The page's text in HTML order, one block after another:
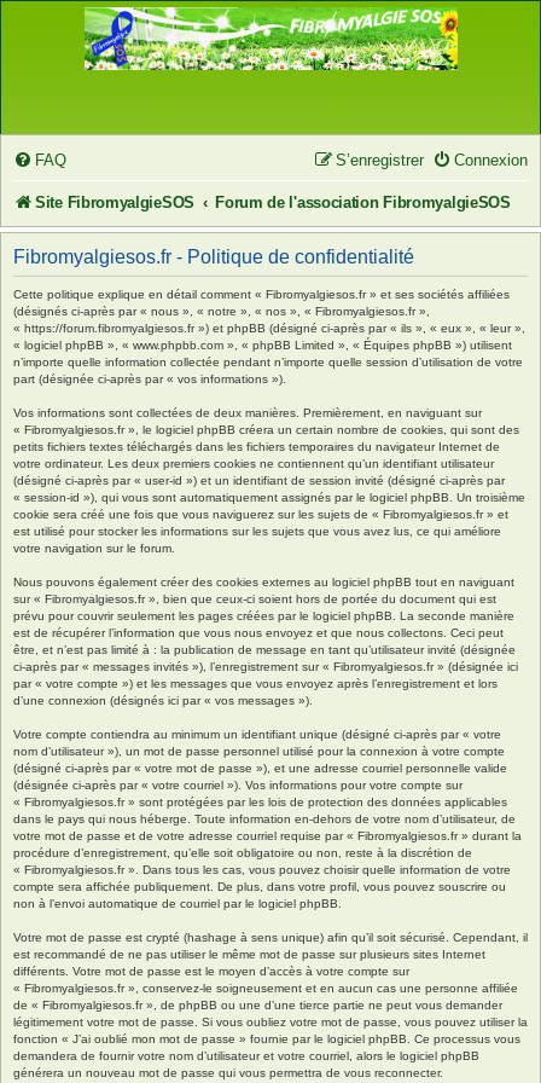
FAQ Connexion
S’enregistrer
Site FibromyalgieSOS Forum de l'association FibromyalgieSOS
Fibromyalgiesos.fr - Politique de confidentialité
Cette politique explique en détail comment « Fibromyalgiesos.fr » et ses sociétés affiliées
(désignés ci-après par « nous », « notre », « nos », « Fibromyalgiesos.fr »,
« https://forum.fibromyalgiesos.fr ») et phpBB (désigné ci-après par « ils », « eux », « leur »,
« logiciel phpBB », « www.phpbb.com », « phpBB Limited », « Équipes phpBB ») utilisent
n’importe quelle information collectée pendant n’importe quelle session d’utilisation de votre
part (désignée ci-après par « vos informations »).
Vos informations sont collectées de deux manières. Premièrement, en naviguant sur
« Fibromyalgiesos.fr », le logiciel phpBB créera un certain nombre de cookies, qui sont des
petits fichiers textes téléchargés dans les fichiers temporaires du navigateur Internet de
votre ordinateur. Les deux premiers cookies ne contiennent qu’un identifiant utilisateur
(désigné ci-après par « user-id ») et un identifiant de session invité (désigné ci-après par
« session-id »), qui vous sont automatiquement assignés par le logiciel phpBB. Un troisième
cookie sera créé une fois que vous naviguerez sur les sujets de « Fibromyalgiesos.fr » et
est utilisé pour stocker les informations sur les sujets que vous avez lus, ce qui améliore
votre navigation sur le forum.
Nous pouvons également créer des cookies externes au logiciel phpBB tout en naviguant
sur « Fibromyalgiesos.fr », bien que ceux-ci soient hors de portée du document qui est
prévu pour couvrir seulement les pages créées par le logiciel phpBB. La seconde manière
est de récupérer l’information que vous nous envoyez et que nous collectons. Ceci peut
être, et n’est pas limité à : la publication de message en tant qu’utilisateur invité (désignée
ci-après par « messages invités »), l’enregistrement sur « Fibromyalgiesos.fr » (désignée ici
par « votre compte ») et les messages que vous envoyez après l’enregistrement et lors
d’une connexion (désignés ici par « vos messages »).
Votre compte contiendra au minimum un identifiant unique (désigné ci-après par « votre
nom d’utilisateur »), un mot de passe personnel utilisé pour la connexion à votre compte
(désigné ci-après par « votre mot de passe »), et une adresse courriel personnelle valide
(désignée ci-après par « votre courriel »). Vos informations pour votre compte sur
« Fibromyalgiesos.fr » sont protégées par les lois de protection des données applicables
dans le pays qui nous héberge. Toute information en-dehors de votre nom d’utilisateur, de
votre mot de passe et de votre adresse courriel requise par « Fibromyalgiesos.fr » durant la
procédure d’enregistrement, qu’elle soit obligatoire ou non, reste à la discrétion de
« Fibromyalgiesos.fr ». Dans tous les cas, vous pouvez choisir quelle information de votre
compte sera affichée publiquement. De plus, dans votre profil, vous pouvez souscrire ou
non à l’envoi automatique de courriel par le logiciel phpBB.
Votre mot de passe est crypté (hashage à sens unique) afin qu’il soit sécurisé. Cependant, il
est recommandé de ne pas utiliser le même mot de passe sur plusieurs sites Internet
différents. Votre mot de passe est le moyen d’accès à votre compte sur
« Fibromyalgiesos.fr », conservez-le soigneusement et en aucun cas une personne affiliée
de « Fibromyalgiesos.fr », de phpBB ou une d’une tierce partie ne peut vous demander
légitimement votre mot de passe. Si vous oubliez votre mot de passe, vous pouvez utiliser la
fonction « J’ai oublié mon mot de passe » fournie par le logiciel phpBB. Ce processus vous
demandera de fournir votre nom d’utilisateur et votre courriel, alors le logiciel phpBB
générera un nouveau mot de passe qui vous permettra de vous reconnecter.